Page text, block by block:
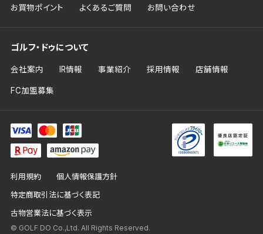
お買物ポイント よくあるご質問 お問い合わせ
ゴルフ・ドゥについて
会社案内 IR情報 事業紹介 採用情報 店舗情報
FC加盟募集
利用規約 個人情報保護方針
特定商取引法に基づく表記
古物営業法に基づく表示
© GOLF DO Co.,Ltd. All Rights Reserved.